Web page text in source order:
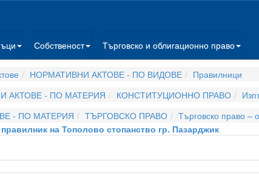
Собственост Търговско и облигационно право
НОРМАТИВНИ АКТОВЕ - ПО ВИДОВЕ
Правилници
АКТОВЕ - ПО МАТЕРИЯ КОНСТИТУЦИОННО ПРАВО
- ПО МАТЕРИЯ ТЪРГОВСКО ПРАВО
Търговско право –
на Тополово стопанство гр. Пазарджик